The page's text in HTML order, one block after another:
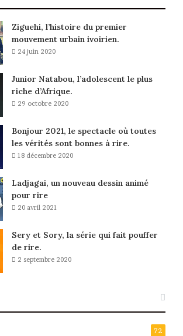
Ziguehi, l’histoire du premier
mouvement urbain ivoirien.
24 juin 2020
Junior Natabou, l’adolescent le plus
riche d’Afrique.
29 octobre 2020
Bonjour 2021, le spectacle où toutes
les vérités sont bonnes à rire.
18 décembre 2020
Ladjagai, un nouveau dessin animé
pour rire
20 avril 2021
Sery et Sory, la série qui fait pouffer
de rire.
2 septembre 2020
72